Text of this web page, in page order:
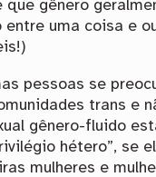
gênero
uma coisa e
pessoas se
trans e
gênero-fluido
hétero”, se
mulheres e